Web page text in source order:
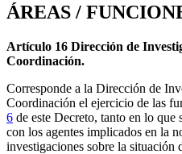
ÁREAS /
Artículo 16 Dirección de
Coordinación.
Corresponde a la Dirección de
Coordinación el ejercicio de las
6 de este Decreto, tanto en lo que
con los agentes implicados en la
investigaciones sobre la situación